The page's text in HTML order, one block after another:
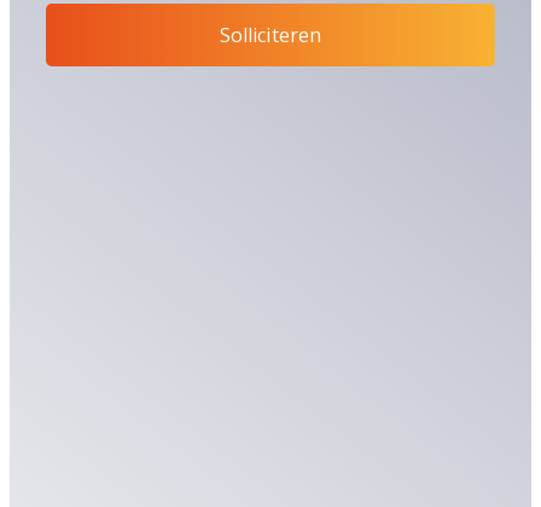
Solliciteren